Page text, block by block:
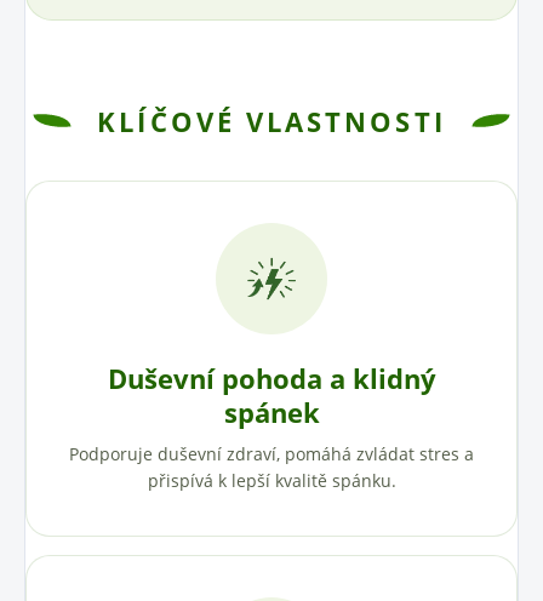
KLÍČOVÉ VLASTNOSTI
Duševní pohoda a klidný
spánek
Podporuje duševní zdraví, pomáhá zvládat stres a
přispívá k lepší kvalitě spánku.